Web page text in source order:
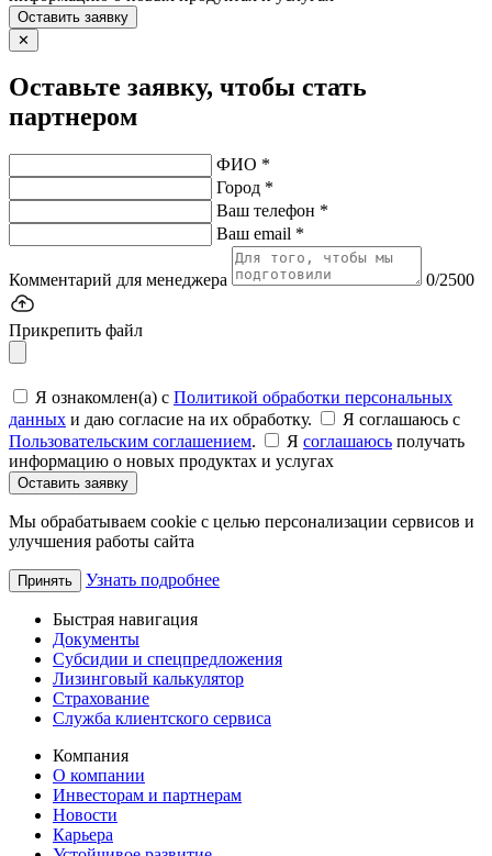
Оставить заявку
✕
Оставьте заявку, чтобы стать
партнером
ФИО *
Город *
Ваш телефон *
Ваш email *
Комментарий для менеджера 0/2500
Прикрепить файл
Я ознакомлен(а) с Политикой обработки персональных
данных и даю согласие на их обработку.
Я соглашаюсь c
Пользовательским соглашением. Я соглашаюсь получать
информацию о новых продуктах и услугах
Оставить заявку
Мы обрабатываем cookie с целью персонализации сервисов и
улучшения работы сайта
Принять Узнать подробнее
Быстрая навигация
Документы
Субсидии и спецпредложения
Лизинговый калькулятор
Страхование
Служба клиентского сервиса
Компания
О компании
Инвесторам и партнерам
Новости
Карьера